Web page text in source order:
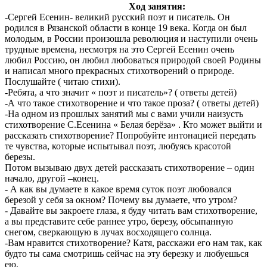
Ход занятия:
-Сергей Есенин- великий русский поэт и писатель. Он
родился в Рязанской области в конце 19 века. Когда он был
молодым, в России произошла революция и наступили очень
трудные времена, несмотря на это Сергей Есенин очень
любил Россию, он любил любоваться природой своей Родины
и написал много прекрасных стихотворений о природе.
Послушайте ( читаю стихи).
-Ребята, а что значит « поэт и писатель»? ( ответы детей)
-А что такое стихотворение и что такое проза? ( ответы детей)
-На одном из прошлых занятий мы с вами учили наизусть
стихотворение С.Есенина « Белая берёза» . Кто может выйти и
рассказать стихотворение? Попробуйте интонацией передать
те чувства, которые испытывал поэт, любуясь красотой
березы.
Потом вызываю двух детей рассказать стихотворение – один
начало, другой –конец.
- А как вы думаете в какое время суток поэт любовался
березой у себя за окном? Почему вы думаете, что утром?
- Давайте вы закроете глаза, я буду читать вам стихотворение,
а вы представите себе раннее утро, березу, обсыпанную
снегом, сверкающую в лучах восходящего солнца.
-Вам нравится стихотворение? Катя, расскажи его нам так, как
будто ты сама смотришь сейчас на эту березку и любуешься
ею.